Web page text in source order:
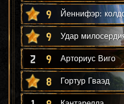
9 Йеннифэр:
9 Удар
2 9 Арториус Виго
8 Гортур Гваэд